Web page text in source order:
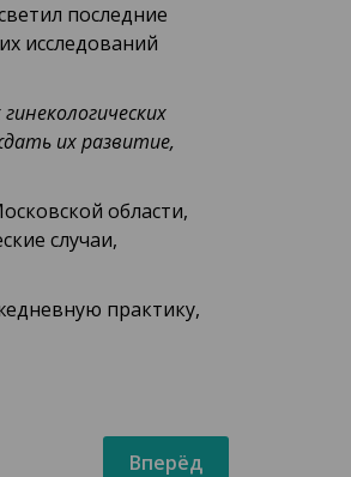
последние
исследований
их развитие,
области,
случаи,
практику,
Вперёд